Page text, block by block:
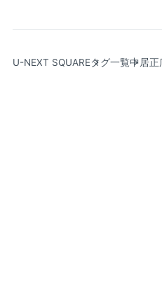
U-NEXT SQUAREタグ一覧中居正